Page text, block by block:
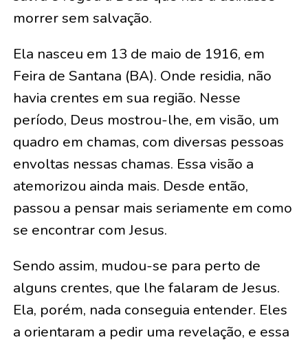
morrer sem salvação.
Ela nasceu em 13 de maio de 1916, em
Feira de Santana (BA). Onde residia, não
havia crentes em sua região. Nesse
período, Deus mostrou-lhe, em visão, um
quadro em chamas, com diversas pessoas
envoltas nessas chamas. Essa visão a
atemorizou ainda mais. Desde então,
passou a pensar mais seriamente em como
se encontrar com Jesus.
Sendo assim, mudou-se para perto de
alguns crentes, que lhe falaram de Jesus.
Ela, porém, nada conseguia entender. Eles
a orientaram a pedir uma revelação, e essa